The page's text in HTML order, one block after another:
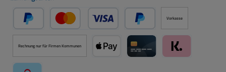
PayPal Kredit- oder Debitkarte über PayPal
Später Bezahlen über PayPal
Vorkasse
Rechnung nur für Firmen Kommunen